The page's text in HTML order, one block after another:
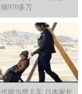
起义后，咸丰二年
十一年(1861) 李鸿章
他各省也相继招募乡
压太平军和捻军起义
成军的勇营，最终代
统治的极为重要的武
970多万
能当婴儿车 日本家长